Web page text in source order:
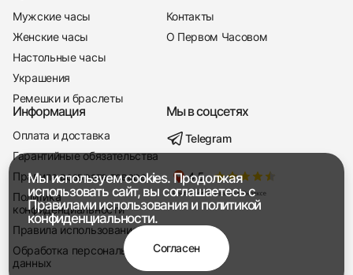
+7 916 221-22-37
Мы насвязи 08:00 — 19:00
Мужские часы
Женские часы
Настольные часы
Украшения
Ремешки и браслеты
Контакты
О Первом Часовом
Информация
Оплата и доставка
Гарантийные обязательства
Правила возврата товара
Политика
конфиденциальности
Правила использования
Обработка персональных
данных
Мы в соцсетях
Telegram
Мы используем cookies. Продолжая
использовать сайт, вы соглашаетесь с
Правилами использованияи политикой
конфиденциальности.
Согласен